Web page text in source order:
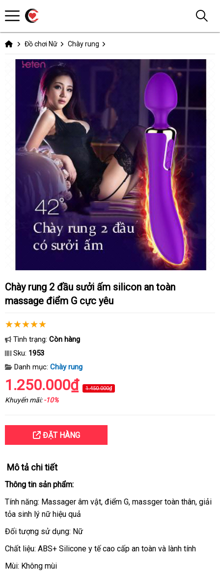
Đồ chơi Nữ Chày rung
Chày rung 2 đầu sưởi ấm silicon an toàn
massage điểm G cực yêu
Tình trạng: Còn hàng
Sku: 1953
Danh mục: Chày rung
1.250.000₫ 1.450.000₫
Khuyến mãi:-10%
ĐẶT HÀNG
Mô tả chi tiết
Thông tin sản phẩm:
Tính năng: Massager âm vậtnhập
, điểm Gtham
, massger toàn thânxuất
, giải
tỏa sinh lý nữ hiệu quả
Đối tượng sử dụng: Nữ
Chất liệu: ABS+ Silicone y tế cao cấp an toàn facebook
và lành tính
Mùi: Không mùi